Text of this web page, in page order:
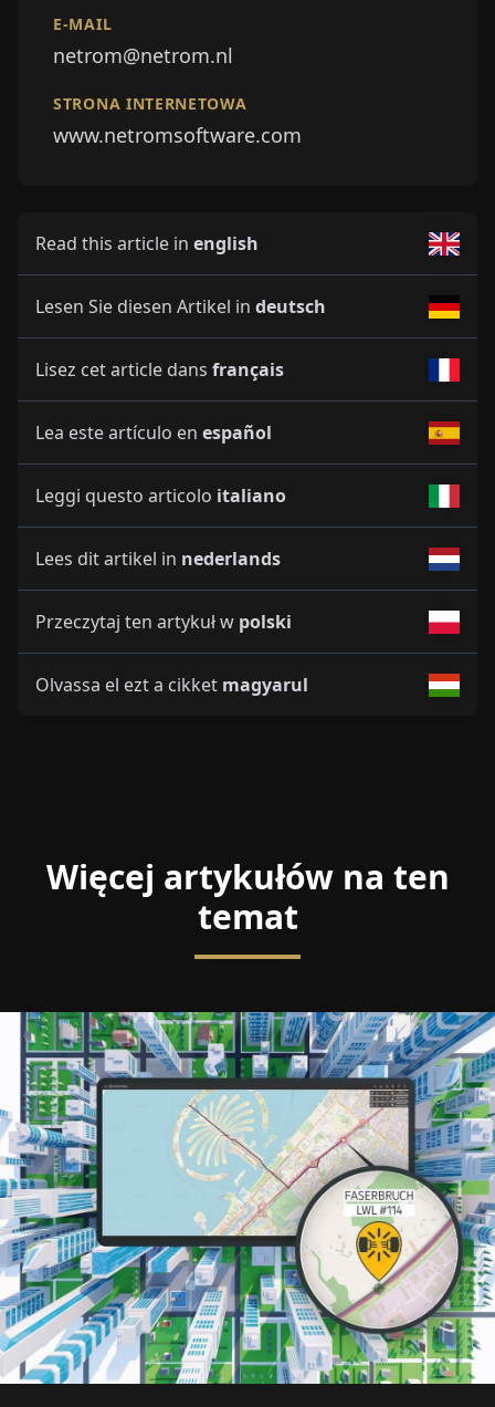
E-MAIL
netrom@netrom.nl
STRONA INTERNETOWA
www.netromsoftware.com
Read this article in english
Lesen Sie diesen Artikel in deutsch
Lisez cet article dans français
Lea este artículo en español
Leggi questo articolo italiano
Lees dit artikel in nederlands
Przeczytaj ten artykuł w polski
Olvassa el ezt a cikket magyarul
Więcej artykułów na ten
temat